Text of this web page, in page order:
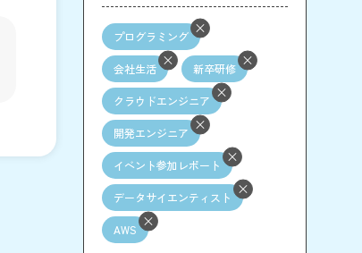
プログラミング
会社生活 新卒研修
クラウドエンジニア
開発エンジニア
イベント参加レポート
データサイエンティスト
AWS